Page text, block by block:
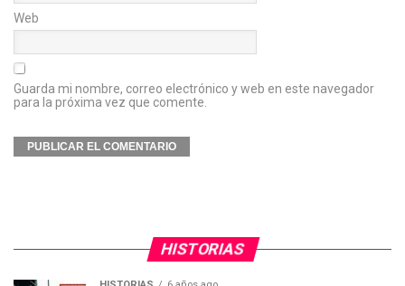
Web
Guarda mi nombre, correo electrónico y web en este navegador
para la próxima vez que comente.
HISTORIAS